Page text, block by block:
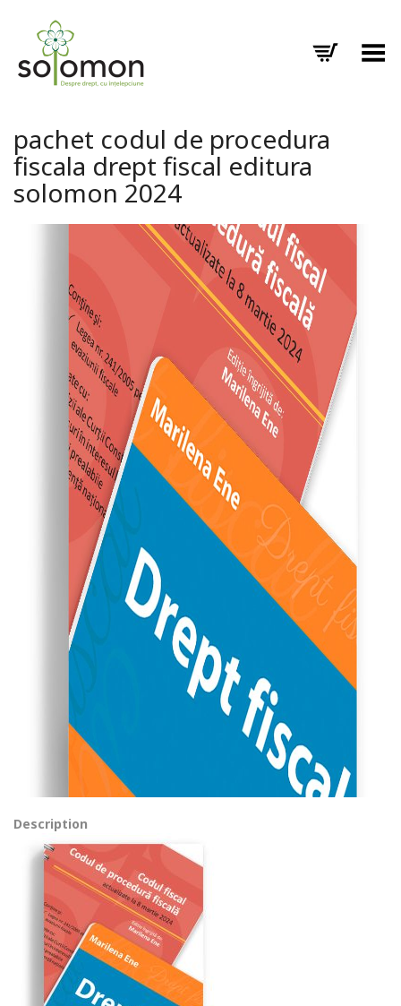
Toggle Menu
pachet codul de procedura
fiscala drept fiscal editura
solomon 2024
Description